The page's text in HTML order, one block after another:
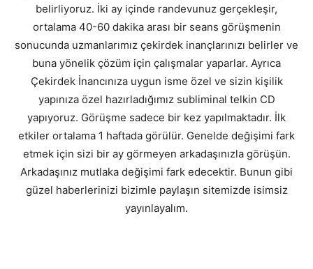
belirliyoruz. İki ay içinde randevunuz gerçekleşir,
ortalama 40-60 dakika arası bir seans görüşmenin
sonucunda uzmanlarımız çekirdek inançlarınızı belirler ve
buna yönelik çözüm için çalışmalar yaparlar. Ayrıca
Çekirdek İnancınıza uygun isme özel ve sizin kişilik
yapınıza özel hazırladığımız subliminal telkin CD
yapıyoruz. Görüşme sadece bir kez yapılmaktadır. İlk
etkiler ortalama 1 haftada görülür. Genelde değişimi fark
etmek için sizi bir ay görmeyen arkadaşınızla görüşün.
Arkadaşınız mutlaka değişimi fark edecektir. Bunun gibi
güzel haberlerinizi bizimle paylaşın sitemizde isimsiz
yayınlayalım.